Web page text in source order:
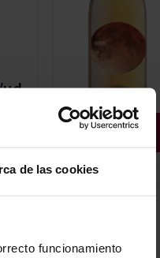
de las cookies
funcionamiento